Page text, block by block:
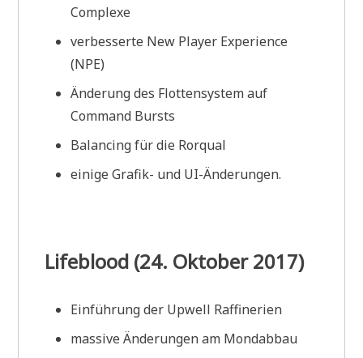
Complexe
verbesserte New Player Experience
(NPE)
Änderung des Flottensystem auf
Command Bursts
Balancing für die Rorqual
einige Grafik- und UI-Änderungen.
Lifeblood (24. Oktober 2017)
Einführung der Upwell Raffinerien
massive Änderungen am Mondabbau